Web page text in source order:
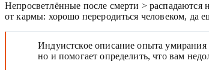
Непросветлённые после смерти > распадаются
от кармы: хорошо переродиться человеком, да
Индуистское описание опыта
но и помогает определить, что вам